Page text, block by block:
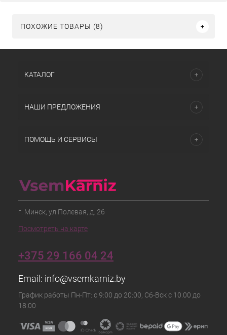
ПОХОЖИЕ ТОВАРЫ (8)
КАТАЛОГ
НАШИ ПРЕДЛОЖЕНИЯ
ПОМОЩЬ И СЕРВИСЫ
г. Минск, ул Полевая, д. 26
Посмотреть на карте
+375 29 166 04 24
Email: info@vsemkarniz.by
График работы Пн-Пт: с 9:00 до 20:00, Сб-Вск с 10.00 до
18.00